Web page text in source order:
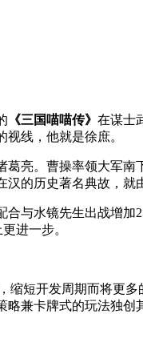
《三国喵喵传》 在谋士
线，他就是徐庶。
亮。曹操率领大军
的历史著名典故，就
与水镜先生出战增加
进一步。
缩短开发周期而将更
兼卡牌式的玩法独